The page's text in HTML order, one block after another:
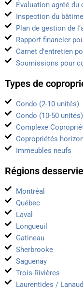
Évaluation agréé
Inspection du
Plan de gestion de
Rapport financier
Carnet d'entretien
Soumissions pour
Types de
Condo (2-10 unités)
Condo (10-50 unités)
Complexe
Copropriétés
Immeubles neufs
Régions
Montréal
Québec
Laval
Longueuil
Gatineau
Sherbrooke
Saguenay
Trois-Rivières
Laurentides /